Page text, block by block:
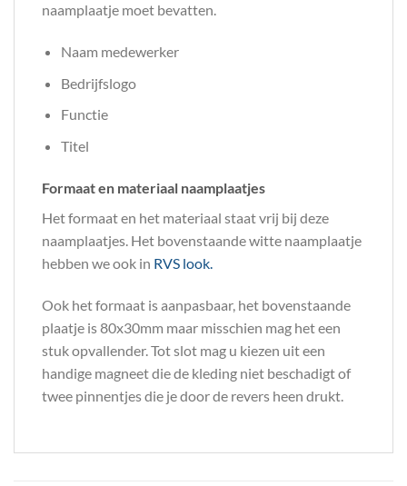
naamplaatje moet bevatten.
Naam medewerker
Bedrijfslogo
Functie
Titel
Formaat en materiaal naamplaatjes
Het formaat en het materiaal staat vrij bij deze
naamplaatjes. Het bovenstaande witte naamplaatje
hebben we ook in RVS look.
Ook het formaat is aanpasbaar, het bovenstaande
plaatje is 80x30mm maar misschien mag het een
stuk opvallender. Tot slot mag u kiezen uit een
handige magneet die de kleding niet beschadigt of
twee pinnentjes die je door de revers heen drukt.